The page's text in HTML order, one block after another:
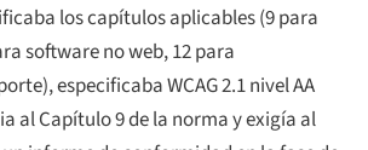
los capítulos aplicables (9 para
software no web, 12 para
especificaba WCAG 2.1 nivel AA
al Capítulo 9 de la norma y exigía al